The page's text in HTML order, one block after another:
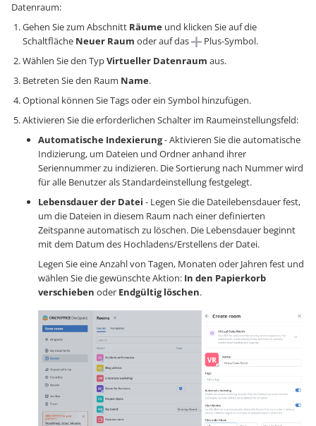
Datenraum:
Gehen Sie zum Abschnitt Räume und klicken Sie auf die
Schaltfläche Neuer Raum oder auf das
Plus-Symbol.
Wählen Sie den TypVirtueller Datenraum aus.
Betreten Sie den Raum Name.
Optional können Sie Tags oder ein Symbol hinzufügen.
Aktivieren Sie die erforderlichen Schalter im Raumeinstellungsfeld:
Automatische Indexierung- Aktivieren Sie die automatische
Indizierung, um Dateien und Ordner anhand ihrer
Seriennummer zu indizieren. Die Sortierung nach Nummer wird
für alle Benutzer als Standardeinstellung festgelegt.
Lebensdauer der Datei - Legen Sie die Dateilebensdauer fest,
um die Dateien in diesem Raum nach einer definierten
Zeitspanne automatisch zu löschen. Die Lebensdauer beginnt
mit dem Datum des Hochladens/Erstellens der Datei.
Legen Sie eine Anzahl von Tagen, Monaten oder Jahren fest und
wählen Sie die gewünschte Aktion: In den Papierkorb
verschieben oder Endgültig löschen.